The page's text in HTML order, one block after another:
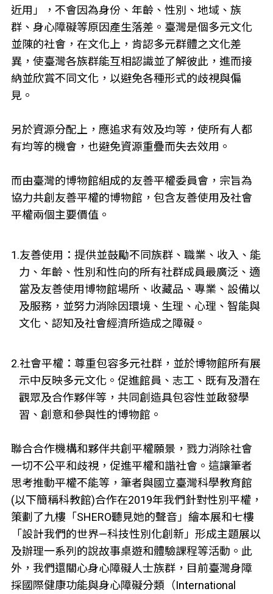
近用」，不會因為身份、年齡、性別、地域、族
群、身心障礙等原因產生落差。臺灣是個多元文化
並陳的社會，在文化上，肯認多元群體之文化差
異，使臺灣各族群能互相認識並了解彼此，進而接
納並欣賞不同文化，以避免各種形式的歧視與偏
見。
另於資源分配上，應追求有效及均等，使所有人都
有均等的機會，也避免資源重疊而失去效用。
而由臺灣的博物館組成的友善平權委員會，宗旨為
協力共創友善平權的博物館，包含友善使用及社會
平權兩個主要價值。
1.友善使用：提供並鼓勵不同族群、職業、收入、能
力、年齡、性別和性向的所有社群成員最廣泛、適
當及友善使用博物館場所、收藏品、專業、設備以
及服務，並努力消除因環境、生理、心理、智能與
文化、認知及社會經濟所造成之障礙。
2.社會平權：尊重包容多元社群，並於博物館所有展
示中反映多元文化。促進館員、志工、既有及潛在
觀眾及合作夥伴等，共同創造具包容性並啟發學
習、創意和參與性的博物館。
聯合合作機構和夥伴共創平權願景，戮力消除社會
一切不公平和歧視，促進平權和諧社會。這讓筆者
思考推動平權不能等，筆者與國立臺灣科學教育館
(以下簡稱科教館)合作在2019年我們針對性別平權，
策劃了九樓「SHERO聽見她的聲音」繪本展和七樓
「設計我們的世界—科技性別化創新」形成主題展以
及辦理一系列的說故事桌遊和體驗課程等活動。此
外，我們還關心身心障礙人士族群，目前臺灣身障
採國際健康功能與身心障礙分類（International